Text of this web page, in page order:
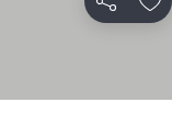
Compartir